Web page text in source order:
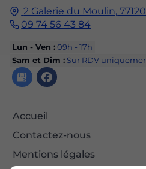
2 Galerie du Moulin, 77120
09 74 56 43 84
Lun - Ven :09h - 17h
Sam et Dim : Sur RDV
Accueil
Contactez-nous
Mentions légales